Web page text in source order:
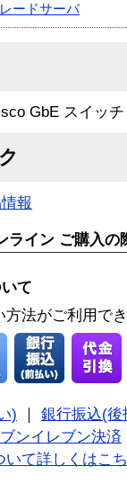
ードサーバ
GbE スイッ
報
ライン ご購入の
て
方法がご利用で
)
銀行振込(後
ンイレブン決済
いて詳しくはこ